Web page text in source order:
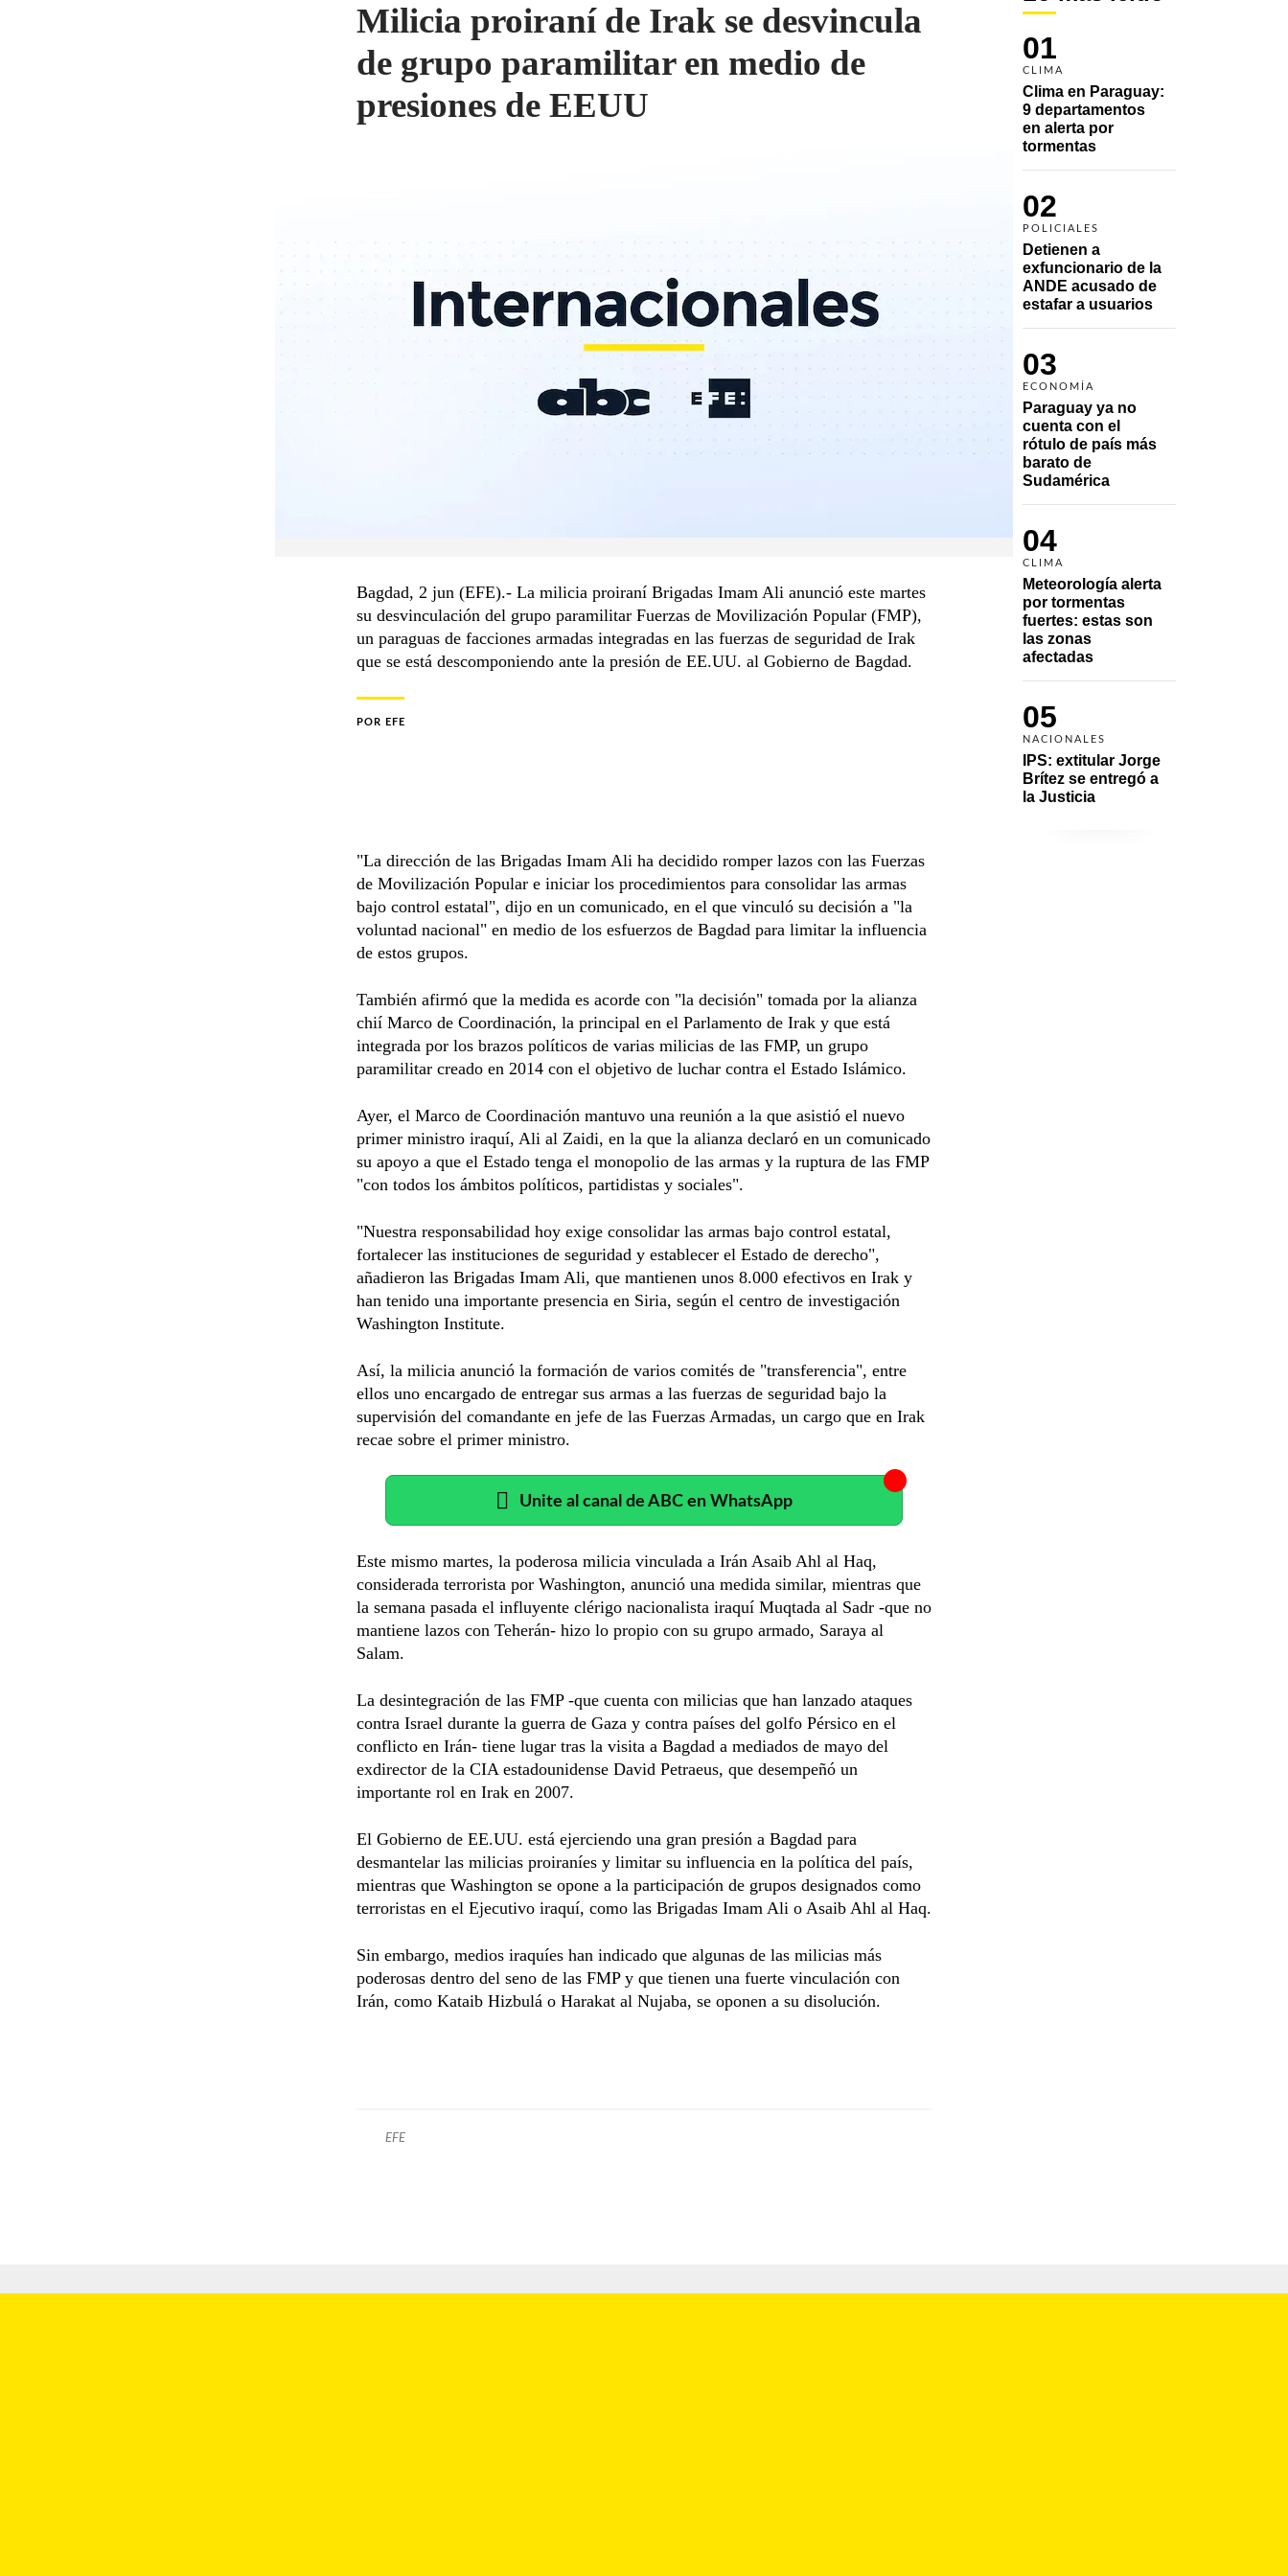
01
CLIMA
Clima en Paraguay:
9 departamentos
en alerta por
tormentas
02
POLICIALES
Detienen a
exfuncionario de la
ANDE acusado de
estafar a usuarios
03
ECONOMÍA
Paraguay ya no
cuenta con el
rótulo de país más
barato de
Sudamérica
04
CLIMA
Meteorología alerta
por tormentas
fuertes: estas son
las zonas
afectadas
05
NACIONALES
IPS: extitular Jorge
Brítez se entregó a
la Justicia
Milicia proiraní de Irak se desvincula
de grupo paramilitar en medio de
presiones de EEUU
Bagdad, 2 jun (EFE).- La milicia proiraní Brigadas Imam Ali anunció este martes
su desvinculación del grupo paramilitar Fuerzas de Movilización Popular (FMP),
un paraguas de facciones armadas integradas en las fuerzas de seguridad de Irak
que se está descomponiendo ante la presión de EE.UU. al Gobierno de Bagdad.
POR EFE
"La dirección de las Brigadas Imam Ali ha decidido romper lazos con las Fuerzas
de Movilización Popular e iniciar los procedimientos para consolidar las armas
bajo control estatal", dijo en un comunicado, en el que vinculó su decisión a "la
voluntad nacional" en medio de los esfuerzos de Bagdad para limitar la influencia
de estos grupos.
También afirmó que la medida es acorde con "la decisión" tomada por la alianza
chií Marco de Coordinación, la principal en el Parlamento de Irak y que está
integrada por los brazos políticos de varias milicias de las FMP, un grupo
paramilitar creado en 2014 con el objetivo de luchar contra el Estado Islámico.
Ayer, el Marco de Coordinación mantuvo una reunión a la que asistió el nuevo
primer ministro iraquí, Ali al Zaidi, en la que la alianza declaró en un comunicado
su apoyo a que el Estado tenga el monopolio de las armas y la ruptura de las FMP
"con todos los ámbitos políticos, partidistas y sociales".
"Nuestra responsabilidad hoy exige consolidar las armas bajo control estatal,
fortalecer las instituciones de seguridad y establecer el Estado de derecho",
añadieron las Brigadas Imam Ali, que mantienen unos 8.000 efectivos en Irak y
han tenido una importante presencia en Siria, según el centro de investigación
Washington Institute.
Así, la milicia anunció la formación de varios comités de "transferencia", entre
ellos uno encargado de entregar sus armas a las fuerzas de seguridad bajo la
supervisión del comandante en jefe de las Fuerzas Armadas, un cargo que en Irak
recae sobre el primer ministro.
Unite al canal de ABC en WhatsApp
Este mismo martes, la poderosa milicia vinculada a Irán Asaib Ahl al Haq,
considerada terrorista por Washington, anunció una medida similar, mientras que
la semana pasada el influyente clérigo nacionalista iraquí Muqtada al Sadr -que no
mantiene lazos con Teherán- hizo lo propio con su grupo armado, Saraya al
Salam.
La desintegración de las FMP -que cuenta con milicias que han lanzado ataques
contra Israel durante la guerra de Gaza y contra países del golfo Pérsico en el
conflicto en Irán- tiene lugar tras la visita a Bagdad a mediados de mayo del
exdirector de la CIA estadounidense David Petraeus, que desempeñó un
importante rol en Irak en 2007.
El Gobierno de EE.UU. está ejerciendo una gran presión a Bagdad para
desmantelar las milicias proiraníes y limitar su influencia en la política del país,
mientras que Washington se opone a la participación de grupos designados como
terroristas en el Ejecutivo iraquí, como las Brigadas Imam Ali o Asaib Ahl al Haq.
Sin embargo, medios iraquíes han indicado que algunas de las milicias más
poderosas dentro del seno de las FMP y que tienen una fuerte vinculación con
Irán, como Kataib Hizbulá o Harakat al Nujaba, se oponen a su disolución.
EFE